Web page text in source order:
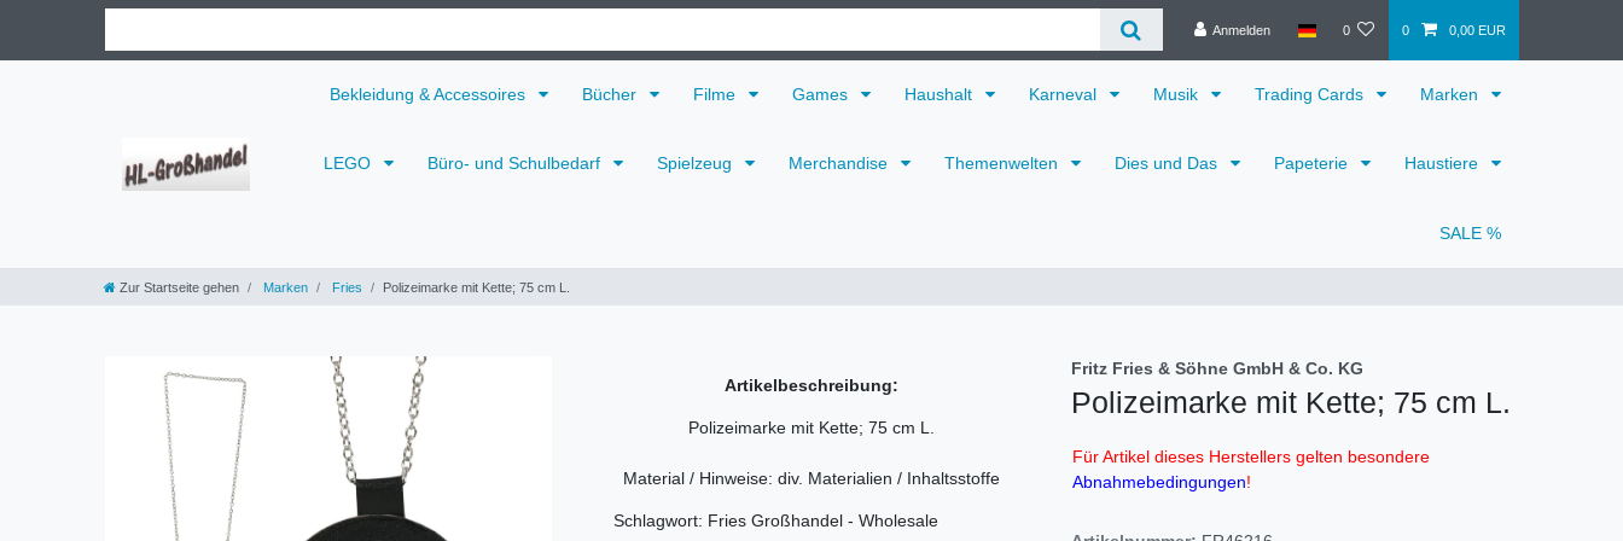
Anmelden 0 0 0,00 EUR
Bekleidung & Accessoires Bücher Filme Games Haushalt Karneval Musik Trading Cards Marken
LEGO Büro- und Schulbedarf Spielzeug Merchandise Themenwelten Dies und Das Papeterie Haustiere
SALE %
Zur Startseite gehen Marken Fries Polizeimarke mit Kette; 75 cm L.
Artikelbeschreibung:
Polizeimarke mit Kette; 75 cm L.
Material / Hinweise: div. Materialien / Inhaltsstoffe
Schlagwort: Fries Großhandel - Wholesale
Fritz Fries & Söhne GmbH & Co. KG
Polizeimarke mit Kette; 75 cm L.
Für Artikel dieses Herstellers gelten besondere
Abnahmebedingungen!